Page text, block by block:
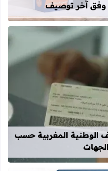
وفق آخر توصيف
قراءة المزيد عن أحرف و أرقام
الوطنية المغربية حسب